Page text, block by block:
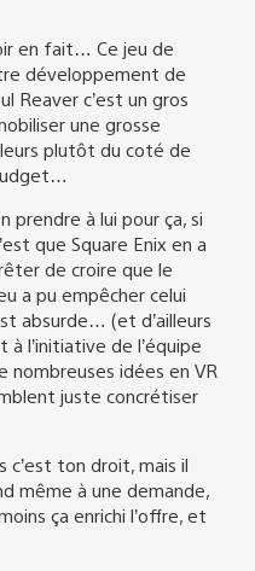
en fait… Ce jeu de
développement de
Reaver c’est un gros
une grosse
plutôt du coté de
prendre à lui pour ça, si
que Square Enix en a
de croire que le
a pu empêcher celui
absurde… (et d’ailleurs
l’initiative de l’équipe
nombreuses idées en VR
juste concrétiser
c’est ton droit, mais il
même à une demande,
ça enrichi l’offre, et